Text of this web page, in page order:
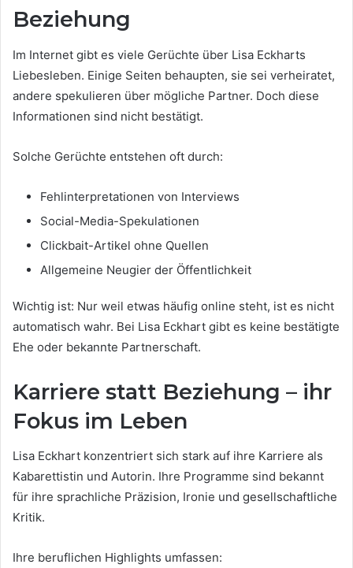
Beziehung
Im Internet gibt es viele Gerüchte über Lisa Eckharts
Liebesleben. Einige Seiten behaupten, sie sei verheiratet,
andere spekulieren über mögliche Partner. Doch diese
Informationen sind nicht bestätigt.
Solche Gerüchte entstehen oft durch:
Fehlinterpretationen von Interviews
Social-Media-Spekulationen
Clickbait-Artikel ohne Quellen
Allgemeine Neugier der Öffentlichkeit
Wichtig ist: Nur weil etwas häufig online steht, ist es nicht
automatisch wahr. Bei Lisa Eckhart gibt es keine bestätigte
Ehe oder bekannte Partnerschaft.
Karriere statt Beziehung – ihr
Fokus im Leben
Lisa Eckhart konzentriert sich stark auf ihre Karriere als
Kabarettistin und Autorin. Ihre Programme sind bekannt
für ihre sprachliche Präzision, Ironie und gesellschaftliche
Kritik.
Ihre beruflichen Highlights umfassen: